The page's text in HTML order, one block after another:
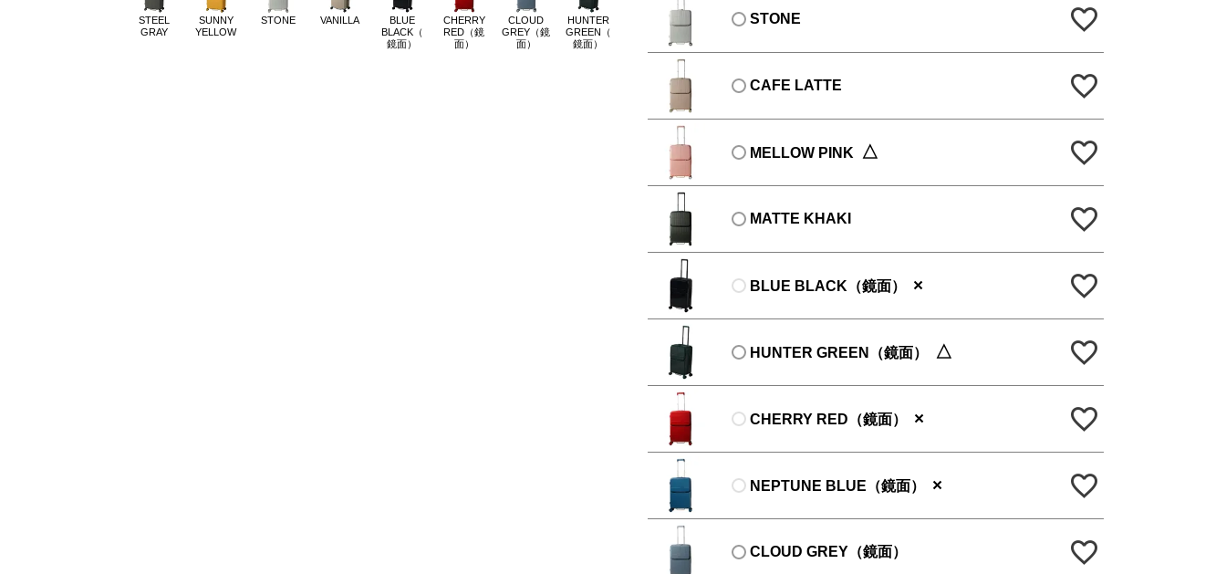
STEEL
GRAY
SUNNY
YELLOW
STONE VANILLA
BLUE
BLACK（
鏡面）
CHERRY
RED（鏡
面）
CLOUD
GREY（鏡
面）
HUNTER
GREEN（
鏡面）
STONE
CAFE LATTE
MELLOW PINK △
MATTE KHAKI
BLUE BLACK（鏡面） ×
HUNTER GREEN（鏡面） △
CHERRY RED（鏡面） ×
NEPTUNE BLUE（鏡面） ×
CLOUD GREY（鏡面）